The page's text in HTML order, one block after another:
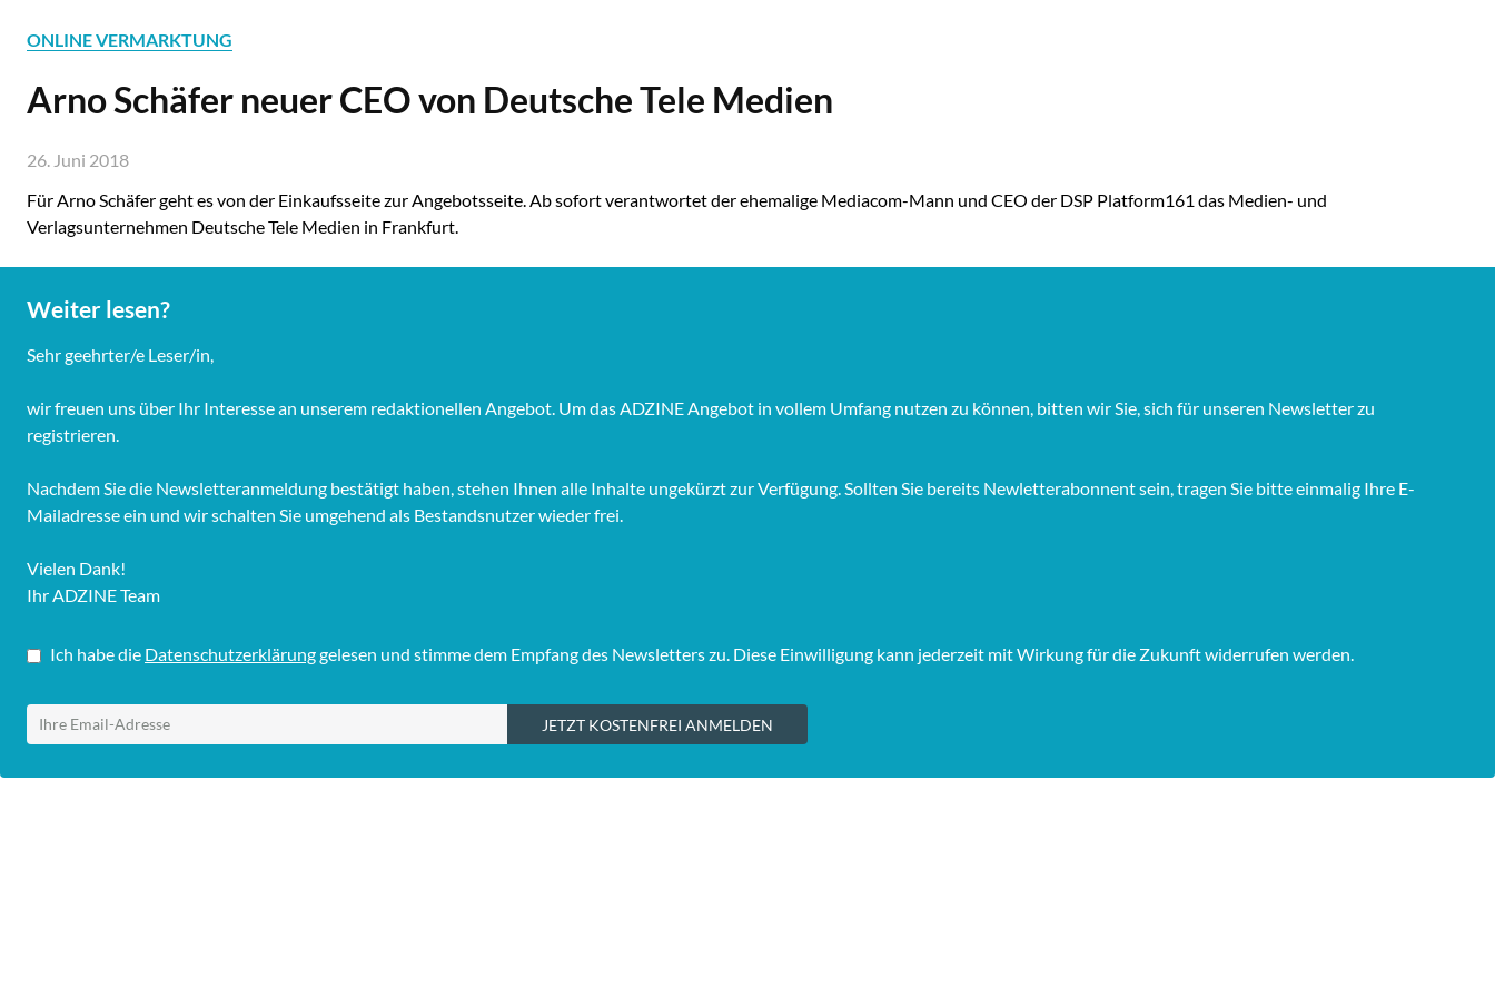
ONLINE VERMARKTUNG
Arno Schäfer neuer CEO von Deutsche Tele Medien
26. Juni 2018
Für Arno Schäfer geht es von der Einkaufsseite zur Angebotsseite. Ab sofort verantwortet der ehemalige Mediacom-Mann und CEO der DSP Platform161 das Medien- und
Verlagsunternehmen Deutsche Tele Medien in Frankfurt.
Weiter lesen?
Sehr geehrter/e Leser/in,
wir freuen uns über Ihr Interesse an unserem redaktionellen Angebot. Um das ADZINE Angebot in vollem Umfang nutzen zu können, bitten wir Sie, sich für unseren Newsletter zu
registrieren.
Nachdem Sie die Newsletteranmeldung bestätigt haben, stehen Ihnen alle Inhalte ungekürzt zur Verfügung. Sollten Sie bereits Newletterabonnent sein, tragen Sie bitte einmalig Ihre E-
Mailadresse ein und wir schalten Sie umgehend als Bestandsnutzer wieder frei.
Vielen Dank!
Ihr ADZINE Team
Ich habe die Datenschutzerklärunggelesen und stimme dem Empfang des Newsletters zu. Diese Einwilligung kann jederzeit mit Wirkung für die Zukunft widerrufen werden.
JETZT KOSTENFREI ANMELDEN